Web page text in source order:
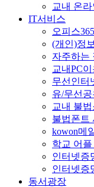
교내 온
IT서비스
오피스
(개인)정
자주하는
교내PC
무선인터
유/무선
교내 불
불법폰트
kowon메
학교 어플
인터넷증
인터넷증
동서광장